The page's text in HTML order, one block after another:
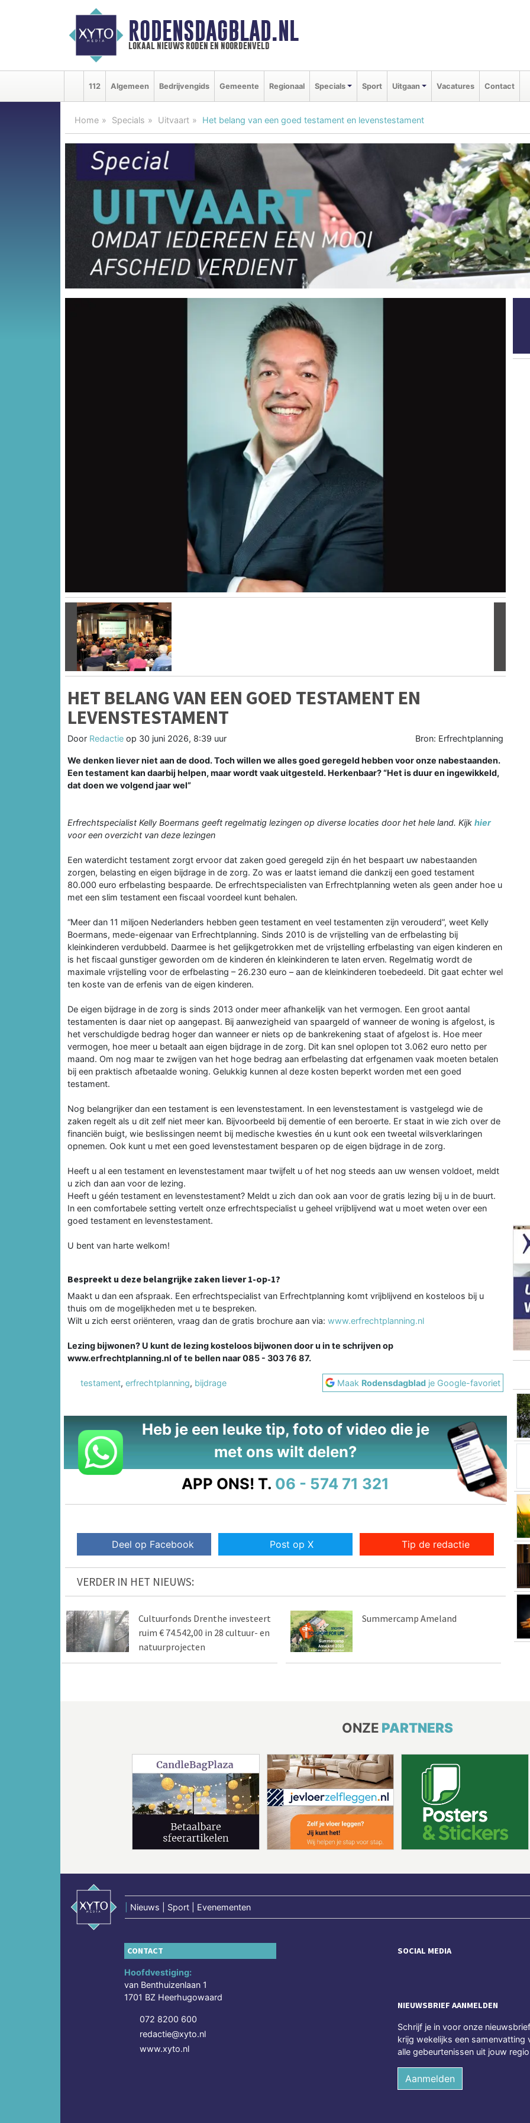
RODENSDAGBLAD.NL
lokaal nieuws roden en noordenveld
112 Algemeen Bedrijvengids Gemeente Regionaal Specials Sport Uitgaan Vacatures Contact
Home Specials Uitvaart Het belang van een goed testament en levenstestament
Vorige
HET BELANG VAN EEN GOED TESTAMENT EN
LEVENSTESTAMENT
Door Redactie op 30 juni 2026, 8:39 uur Bron: Erfrechtplanning
We denken liever niet aan de dood. Toch willen we alles goed geregeld hebben voor onze nabestaanden.
Een testament kan daarbij helpen, maar wordt vaak uitgesteld. Herkenbaar? “Het is duur en ingewikkeld,
dat doen we volgend jaar wel”
Erfrechtspecialist Kelly Boermans geeft regelmatig lezingen op diverse locaties door het hele land. Kijk hier
voor een overzicht van deze lezingen
Een waterdicht testament zorgt ervoor dat zaken goed geregeld zijn én het bespaart uw nabestaanden
zorgen, belasting en ei­gen bijdrage in de zorg. Zo was er laatst iemand die dankzij een goed testament
80.000 euro erfbelasting bespaarde. De erf­rechtspecialisten van Erfrechtplanning we­ten als geen ander hoe u
met een slim tes­tament een fiscaal voordeel kunt behalen.
“Meer dan 11 miljoen Nederlanders heb­ben geen testament en veel testamenten zijn verouderd”, weet Kelly
Boermans, me­de-eigenaar van Erfrechtplanning. Sinds 2010 is de vrijstelling van de erfbelasting bij
kleinkinderen verdubbeld. Daarmee is het gelijkgetrokken met de vrijstelling erfbelasting van eigen kinderen en
is het fiscaal gunstiger geworden om de kinde­ren én kleinkinderen te laten erven. Re­gelmatig wordt de
maximale vrijstelling voor de erfbelasting – 26.230 euro – aan de kleinkinderen toebedeeld. Dit gaat echter wel
ten koste van de erfenis van de eigen kinderen.
De eigen bijdrage in de zorg is sinds 2013 onder meer afhankelijk van het vermo­gen. Een groot aantal
testamenten is daar niet op aangepast. Bij aanwezigheid van spaargeld of wanneer de woning is afge­lost, is
het verschuldigde bedrag hoger dan wanneer er niets op de bankrekening staat of afgelost is. Hoe meer
vermogen, hoe meer u betaalt aan eigen bijdrage in de zorg. Dit kan snel oplopen tot 3.062 euro netto per
maand. Om nog maar te zwijgen van het hoge bedrag aan erfbe­lasting dat erfgenamen vaak moeten be­talen
bij een praktisch afbetaalde woning. Gelukkig kunnen al deze kosten beperkt worden met een goed
testament.
Nog belangrijker dan een testament is een levenstestament. In een levenstesta­ment is vastgelegd wie de
zaken regelt als u dit zelf niet meer kan. Bijvoorbeeld bij dementie of een beroerte. Er staat in wie zich over de
financiën buigt, wie be­slissingen neemt bij medische kwesties én u kunt ook een tweetal wilsverklarin­gen
opnemen. Ook kunt u met een goed levenstestament besparen op de eigen bijdrage in de zorg.
Heeft u al een testament en levenstestament maar twijfelt u of het nog steeds aan uw wensen voldoet, meldt
u zich dan aan voor de lezing.
Heeft u géén testament en levenstesta­ment? Meldt u zich dan ook aan voor de gratis lezing bij u in de buurt.
In een comfortabele setting vertelt onze erfrechtspecialist u geheel vrijblij­vend wat u moet weten over een
goed testament en levenstestament.
U bent van harte welkom!
Bespreekt u deze belangrijke zaken liever 1-op-1?
Maakt u dan een afspraak. Een erf­rechtspecialist van Erfrechtplanning komt vrijblijvend en kosteloos bij u
thuis om de mogelijkheden met u te bespreken.
Wilt u zich eerst oriënteren, vraag dan de gratis brochure aan via: www.erfrechtplanning.nl
Lezing bijwonen? U kunt de lezing kosteloos bijwonen door u in te schrijven op
www.erfrechtplanning.nl of te bellen naar 085 - 303 76 87.
testament, erfrechtplanning, bijdrage Maak Rodensdagblad je Google-favoriet
Heb je een leuke tip, foto of video die je
met ons wilt delen?
APP ONS! T. 06 - 574 71 321
Deel op Facebook Post op X Tip de redactie
VERDER IN HET NIEUWS:
Cultuurfonds Drenthe investeert
ruim € 74.542,00 in 28 cultuur- en
natuurprojecten
Summercamp Ameland
ONZE PARTNERS
Nieuws | Sport | Evenementen
CONTACT
Hoofdvestiging:
van Benthuizenlaan 1
1701 BZ Heerhugowaard
072 8200 600
redactie@xyto.nl
www.xyto.nl
SOCIAL MEDIA
NIEUWSBRIEF AANMELDEN
Schrijf je in voor onze
krijg wekelijks een samenvatting
alle gebeurtenissen uit jouw
Aanmelden